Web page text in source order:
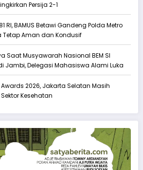
Persija 2-1
RI, BAMUS Betawi Gandeng Polda Metro
Aman dan Kondusif
Saat Musyawarah Nasional BEM SI
Jambi, Delegasi Mahasiswa Alami Luka
Awards 2026, Jakarta Selatan Masih
Kesehatan